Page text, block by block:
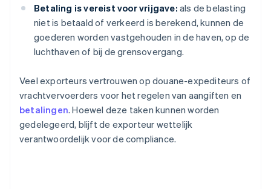
Betaling is vereist voor vrijgave: als de belasting
niet is betaald of verkeerd is berekend, kunnen de
goederen worden vastgehouden in de haven, op de
luchthaven of bij de grensovergang.
Veel exporteurs vertrouwen op douane-expediteurs of
vrachtvervoerders voor het regelen van aangiften en
betalingen. Hoewel deze taken kunnen worden
gedelegeerd, blijft de exporteur wettelijk
verantwoordelijk voor de compliance.